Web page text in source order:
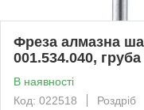
Фреза алмазна
001.534.040,
В наявності
Код: 022518
Роздріб